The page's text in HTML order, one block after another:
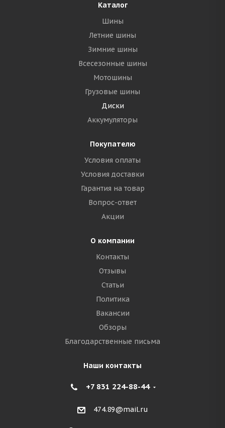
Каталог
Шины
Летние шины
Зимние шины
Всесезонные шины
Мотошины
Грузовые шины
Диски
Аккумуляторы
Покупателю
Условия оплаты
Условия доставки
Гарантия на товар
Вопрос-ответ
Акции
О компании
Контакты
Отзывы
Статьи
Политика
Вакансии
Обзоры
Благодарственные письма
Наши контакты
+7 831 224-88-44
474.89@mail.ru